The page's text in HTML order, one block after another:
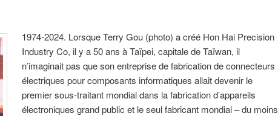
1974-2024. Lorsque Terry Gou (photo) a créé Hon Hai Precision
Industry Co, il y a 50 ans à Taïpei, capitale de Taïwan, il
n’imaginait pas que son entreprise de fabrication de connecteurs
électriques pour composants informatiques allait devenir le
premier sous-traitant mondial dans la fabrication d’appareils
électroniques grand public et le seul fabricant mondial – du moins